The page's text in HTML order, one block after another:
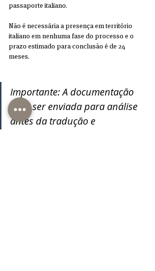
passaporte italiano.
Não é necessária a presença em território
italiano em nenhuma fase do processo e o
prazo estimado para conclusão é de 24
meses.
Importante: A documentação
deve ser enviada para análise
antes da tradução e